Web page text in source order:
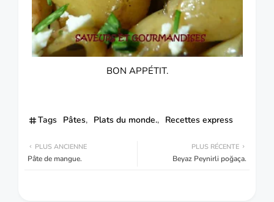
BON APPÉTIT.
Tags Pâtes Plats du monde. Recettes express
PLUS RÉCENTE
Beyaz Peynirli poğaça.
PLUS ANCIENNE
Pâte de mangue.